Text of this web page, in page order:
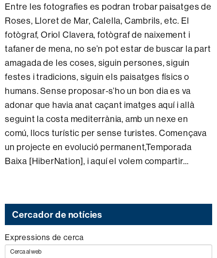
Entre les fotografies es podran trobar paisatges de
Roses, Lloret de Mar, Calella, Cambrils, etc. El
fotògraf, Oriol Clavera, fotògraf de naixement i
tafaner de mena, no se’n pot estar de buscar la part
amagada de les coses, siguin persones, siguin
festes i tradicions, siguin els paisatges físics o
humans. Sense proposar-s’ho un bon dia es va
adonar que havia anat caçant imatges aquí i allà
seguint la costa mediterrània, amb un nexe en
comú, llocs turístic per sense turistes. Començava
un projecte en evolució permanent,Temporada
Baixa [HiberNation], i aquí el volem compartir…
Cercador de notícies
Expressions de cerca